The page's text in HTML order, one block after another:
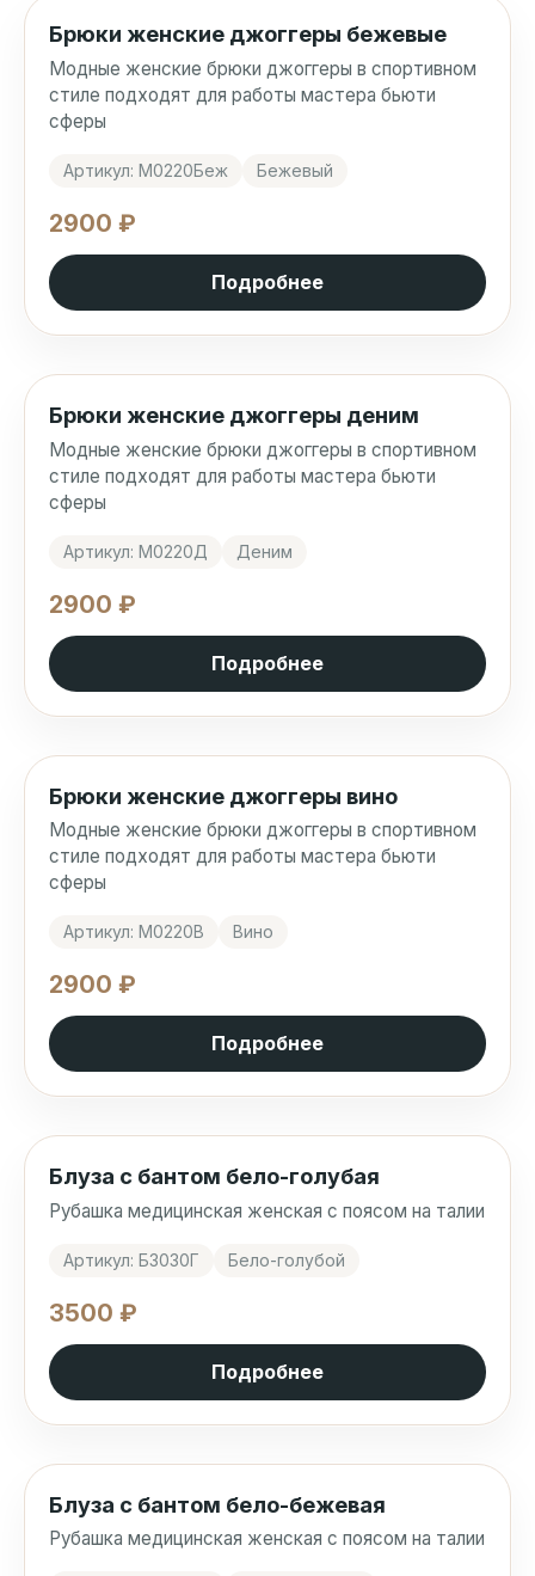
Брюки женские джоггеры бежевые
Модные женские брюки джоггеры в спортивном
стиле подходят для работы мастера бьюти
сферы
Артикул: М0220Беж Бежевый
2900 ₽
Подробнее
Брюки женские джоггеры деним
Модные женские брюки джоггеры в спортивном
стиле подходят для работы мастера бьюти
сферы
Артикул: М0220Д Деним
2900 ₽
Подробнее
Брюки женские джоггеры вино
Модные женские брюки джоггеры в спортивном
стиле подходят для работы мастера бьюти
сферы
Артикул: М0220В Вино
2900 ₽
Подробнее
Блуза с бантом бело-голубая
Рубашка медицинская женская с поясом на талии
Артикул: Б3030Г Бело-голубой
3500 ₽
Подробнее
Блуза с бантом бело-бежевая
Рубашка медицинская женская с поясом на талии